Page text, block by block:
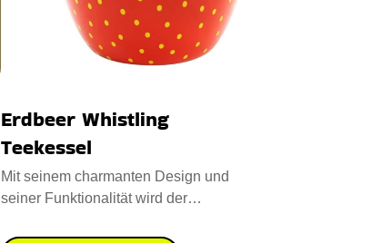
Erdbeer Whistling
Teekessel
Mit seinem charmanten Design und
seiner Funktionalität wird der